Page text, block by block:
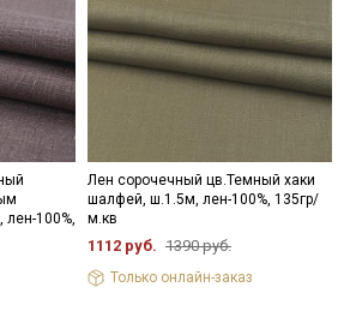
100%,
Лен сорочечный цв.Темный хаки
шалфей, ш.1.5м, лен-100%, 135гр/
м.кв
1112 руб. 1390 руб.
Только онлайн-заказ
здесь дополнительные
и скидки до 30% на узкие
тканей
Подписаться